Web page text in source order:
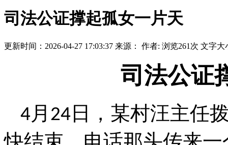
司法公证撑起孤女一片天
更新时间： 2026-04-27 17:03:37 来源： 作者: 浏览261次 文字大
司法公证
4月 24 日，某村汪主任